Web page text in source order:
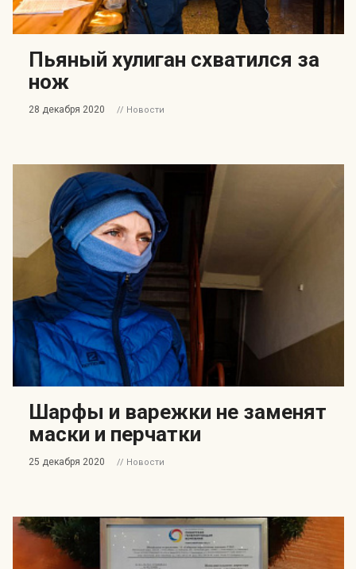
Пьяный хулиган схватился за
нож
28 декабря 2020 // Новости
Шарфы и варежки не заменят
маски и перчатки
25 декабря 2020 // Новости